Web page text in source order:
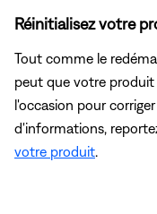
Réinitialisez votre
Tout comme le
peut que votre produit
l'occasion pour
d'informations,
votre produit